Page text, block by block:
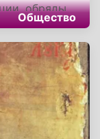
обряды
и
Общество